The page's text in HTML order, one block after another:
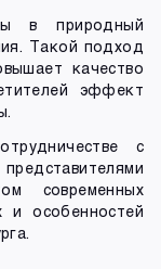
в природный
Такой подход
качество
эффект
с
современных
и особенностей